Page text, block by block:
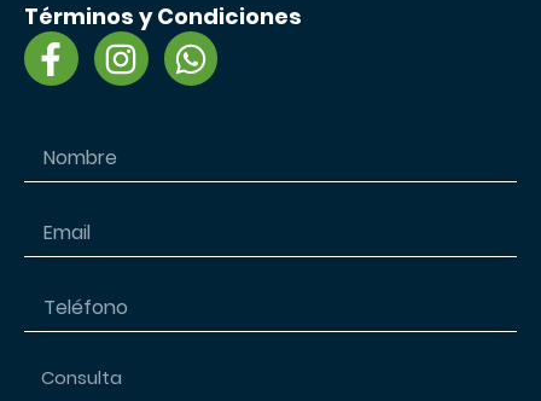
Términos y Condiciones
F
a
e
b
o
o
-
I
n
a
r
m
W
h
s
p